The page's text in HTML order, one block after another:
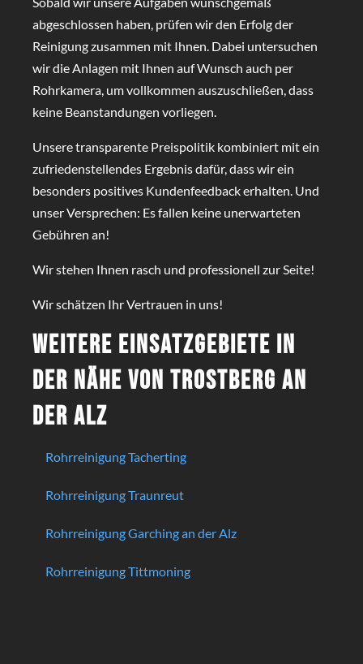
abgeschlossen haben, prüfen wir den Erfolg der
Reinigung zusammen mit Ihnen. Dabei untersuchen
wir die Anlagen mit Ihnen auf Wunsch auch per
Rohrkamera, um vollkommen auszuschließen, dass
keine Beanstandungen vorliegen.
Unsere transparente Preispolitik kombiniert mit ein
zufriedenstellendes Ergebnis dafür, dass wir ein
besonders positives Kundenfeedback erhalten. Und
unser Versprechen: Es fallen keine unerwarteten
Gebühren an!
Wir stehen Ihnen rasch und professionell zur Seite!
Wir schätzen Ihr Vertrauen in uns!
Weitere Einsatzgebiete in
der Nähe von Trostberg an
der Alz
Rohrreinigung Tacherting
Rohrreinigung Traunreut
Rohrreinigung Garching an der Alz
Rohrreinigung Tittmoning